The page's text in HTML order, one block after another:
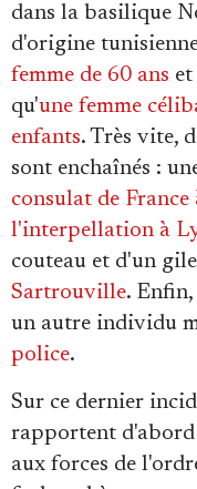
dans la basilique
d'origine
femme de 60 ans
qu'une femme
enfants. Très vite,
sont enchaînés :
consulat de France
l'interpellation à
couteau et d'un
Sartrouville.
un autre individu
police.
Sur ce dernier
rapportent
aux forces de